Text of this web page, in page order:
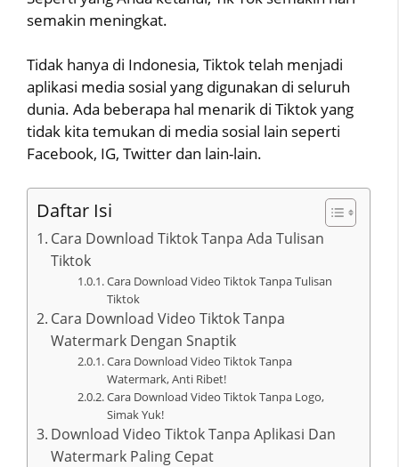
semakin meningkat.
Tidak hanya di Indonesia, Tiktok telah menjadi
aplikasi media sosial yang digunakan di seluruh
dunia. Ada beberapa hal menarik di Tiktok yang
tidak kita temukan di media sosial lain seperti
Facebook, IG, Twitter dan lain-lain.
Daftar Isi
Cara Download Tiktok Tanpa Ada Tulisan
Tiktok
Cara Download Video Tiktok Tanpa Tulisan
Tiktok
Cara Download Video Tiktok Tanpa
Watermark Dengan Snaptik
Cara Download Video Tiktok Tanpa
Watermark, Anti Ribet!
Cara Download Video Tiktok Tanpa Logo,
Simak Yuk!
Download Video Tiktok Tanpa Aplikasi Dan
Watermark Paling Cepat